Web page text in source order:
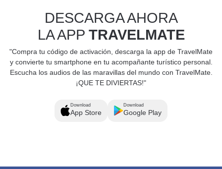
DESCARGA AHORA
LA APP TRAVELMATE
"Compra tu código de activación, descarga la app de TravelMate
y convierte tu smartphone en tu acompañante turístico personal.
Escucha los audios de las maravillas del mundo con TravelMate.
¡QUE TE DIVIERTAS!"
Download
App Store
Download
Google Play